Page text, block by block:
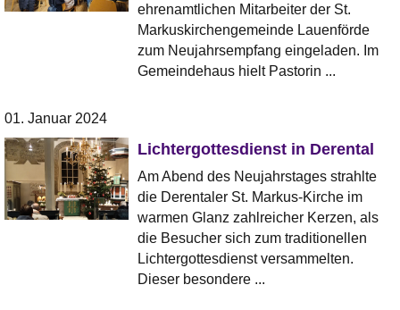
ehrenamtlichen Mitarbeiter der St.
Markuskirchengemeinde Lauenförde
zum Neujahrsempfang eingeladen. Im
Gemeindehaus hielt Pastorin ...
01. Januar 2024
Lichtergottesdienst in Derental
Am Abend des Neujahrstages strahlte
die Derentaler St. Markus-Kirche im
warmen Glanz zahlreicher Kerzen, als
die Besucher sich zum traditionellen
Lichtergottesdienst versammelten.
Dieser besondere ...